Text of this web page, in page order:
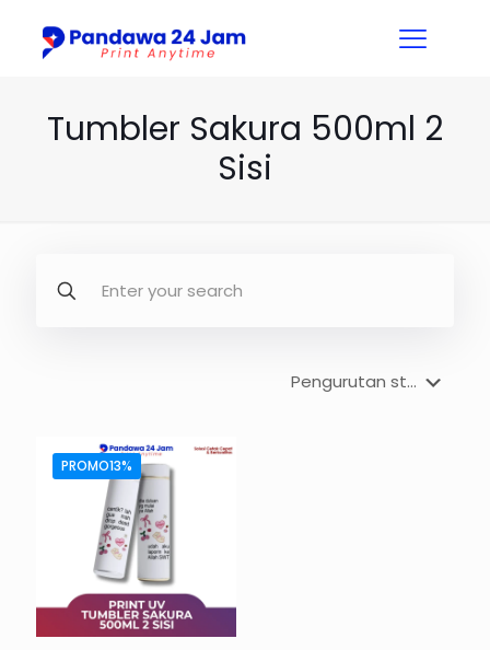
Tumbler Sakura 500ml 2
Sisi
PROMO13%